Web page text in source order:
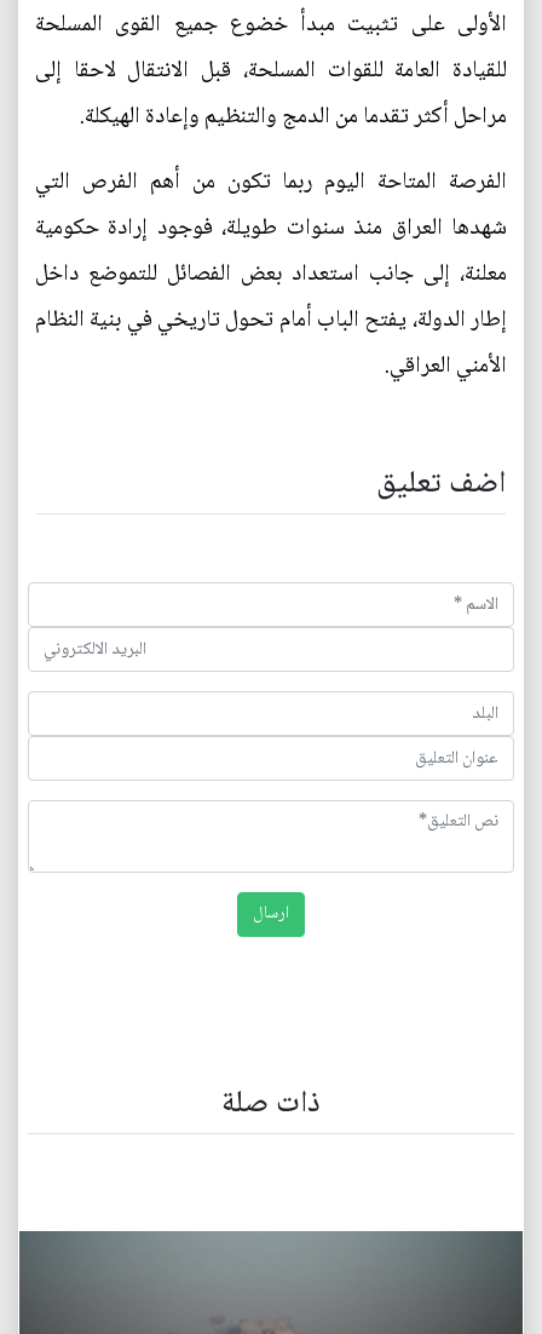
الأولى على تثبيت مبدأ خضوع جميع القوى المسلحة
للقيادة العامة للقوات المسلحة، قبل الانتقال لاحقا إلى
مراحل أكثر تقدما من الدمج والتنظيم وإعادة الهيكلة.
الفرصة المتاحة اليوم ربما تكون من أهم الفرص التي
شهدها العراق منذ سنوات طويلة، فوجود إرادة حكومية
معلنة، إلى جانب استعداد بعض الفصائل للتموضع داخل
إطار الدولة، يفتح الباب أمام تحول تاريخي في بنية النظام
الأمني العراقي.
اضف تعليق
ذات صلة